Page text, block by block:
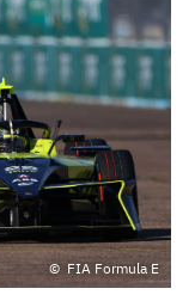
FIA Formula E